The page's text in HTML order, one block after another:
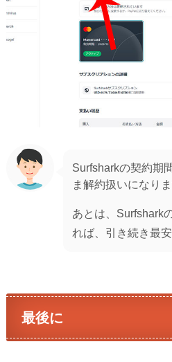
Surfsharkの契約期
ま解約扱いになりま
あとは、Surfshark
れば、引き続き最
最後に